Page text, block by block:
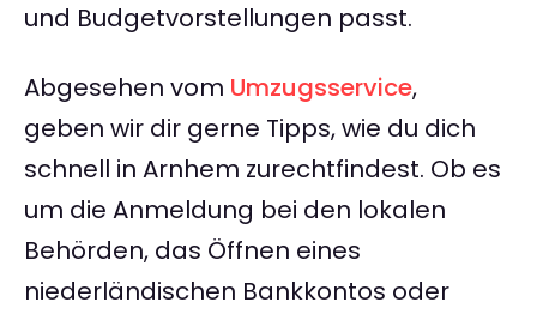
und Budgetvorstellungen passt.
Abgesehen vom Umzugsservice,
geben wir dir gerne Tipps, wie du dich
schnell in Arnhem zurechtfindest. Ob es
um die Anmeldung bei den lokalen
Behörden, das Öffnen eines
niederländischen Bankkontos oder